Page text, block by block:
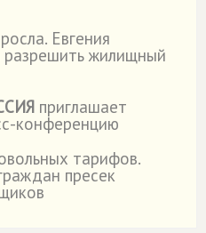
Евгения
разрешить жилищный
приглашает
конференцию
тарифов.
пресек